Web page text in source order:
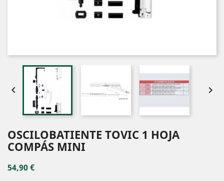
 
OSCILOBATIENTE TOVIC 1 HOJA
COMPÁS MINI
54,90 €